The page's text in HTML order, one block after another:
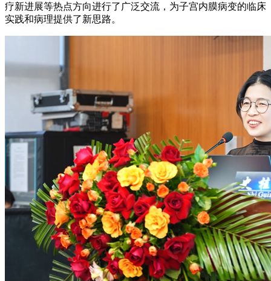
疗新进展等热点方向进行了广泛交流，为子宫内膜病变的临床
实践和病理提供了新思路。